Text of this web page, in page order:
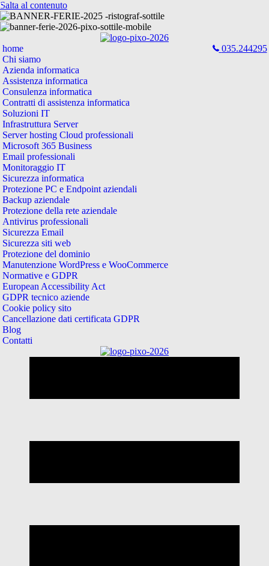
Salta al contenuto
home
Chi siamo
Azienda informatica
Assistenza informatica
Consulenza informatica
Contratti di assistenza informatica
Soluzioni IT
Infrastruttura Server
Server hosting Cloud professionali
Microsoft 365 Business
Email professionali
Monitoraggio IT
Sicurezza informatica
Protezione PC e Endpoint aziendali
Backup aziendale
Protezione della rete aziendale
Antivirus professionali
Sicurezza Email
Sicurezza siti web
Protezione del dominio
Manutenzione WordPress e WooCommerce
Normative e GDPR
European Accessibility Act
GDPR tecnico aziende
Cookie policy sito
Cancellazione dati certificata GDPR
Blog
Contatti
035.244295